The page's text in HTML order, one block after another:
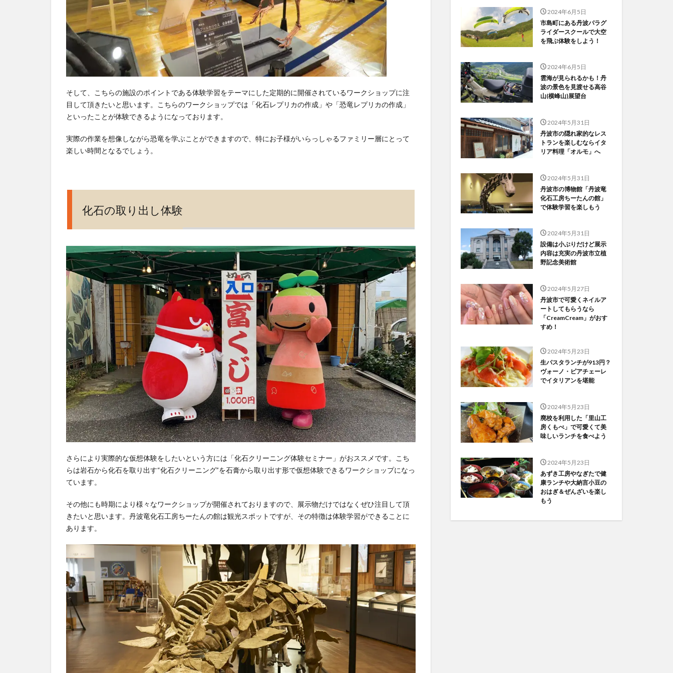
そして、こちらの施設のポイントである体験学習をテーマにした定期的に開催されているワークショップに注
目して頂きたいと思います。こちらのワークショップでは「化石レプリカの作成」や「恐竜レプリカの作成」
といったことが体験できるようになっております。
実際の作業を想像しながら恐竜を学ぶことができますので、特にお子様がいらっしゃるファミリー層にとって
楽しい時間となるでしょう。
化石の取り出し体験
さらにより実際的な仮想体験をしたいという方には「化石クリーニング体験セミナー」がおススメです。こち
らは岩石から化石を取り出す“化石クリーニング”を石膏から取り出す形で仮想体験できるワークショップになっ
ています。
その他にも時期により様々なワークショップが開催されておりますので、展示物だけではなくぜひ注目して頂
きたいと思います。丹波竜化石工房ちーたんの館は観光スポットですが、その特徴は体験学習ができることに
あります。
2024年6月5日
市島町にある丹波パラグ
ライダースクールで大空
を飛ぶ体験をしよう！
2024年6月5日
雲海が見られるかも！丹
波の景色を見渡せる高谷
山(横峰山)展望台
2024年5月31日
丹波市の隠れ家的なレス
トランを楽しむならイタ
リア料理「オルモ」へ
2024年5月31日
丹波市の博物館「丹波竜
化石工房ちーたんの館」
で体験学習を楽しもう
2024年5月31日
設備は小ぶりだけど展示
内容は充実の丹波市立植
野記念美術館
2024年5月27日
丹波市で可愛くネイルア
ートしてもらうなら
「CreamCream」がおす
すめ！
2024年5月23日
生パスタランチが913円？
ヴォーノ・ピアチェーレ
でイタリアンを堪能
2024年5月23日
廃校を利用した「里山工
房くもべ」で可愛くて美
味しいランチを食べよう
2024年5月23日
あずき工房やなぎたで健
康ランチや大納言小豆の
おはぎ＆ぜんざいを楽し
もう